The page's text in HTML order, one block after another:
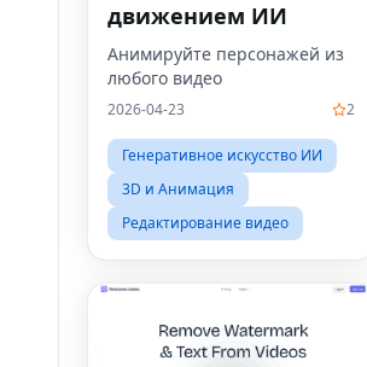
движением ИИ
Анимируйте персонажей из
любого видео
2026-04-23 2
Генеративное искусство ИИ
3D и Анимация
Редактирование видео